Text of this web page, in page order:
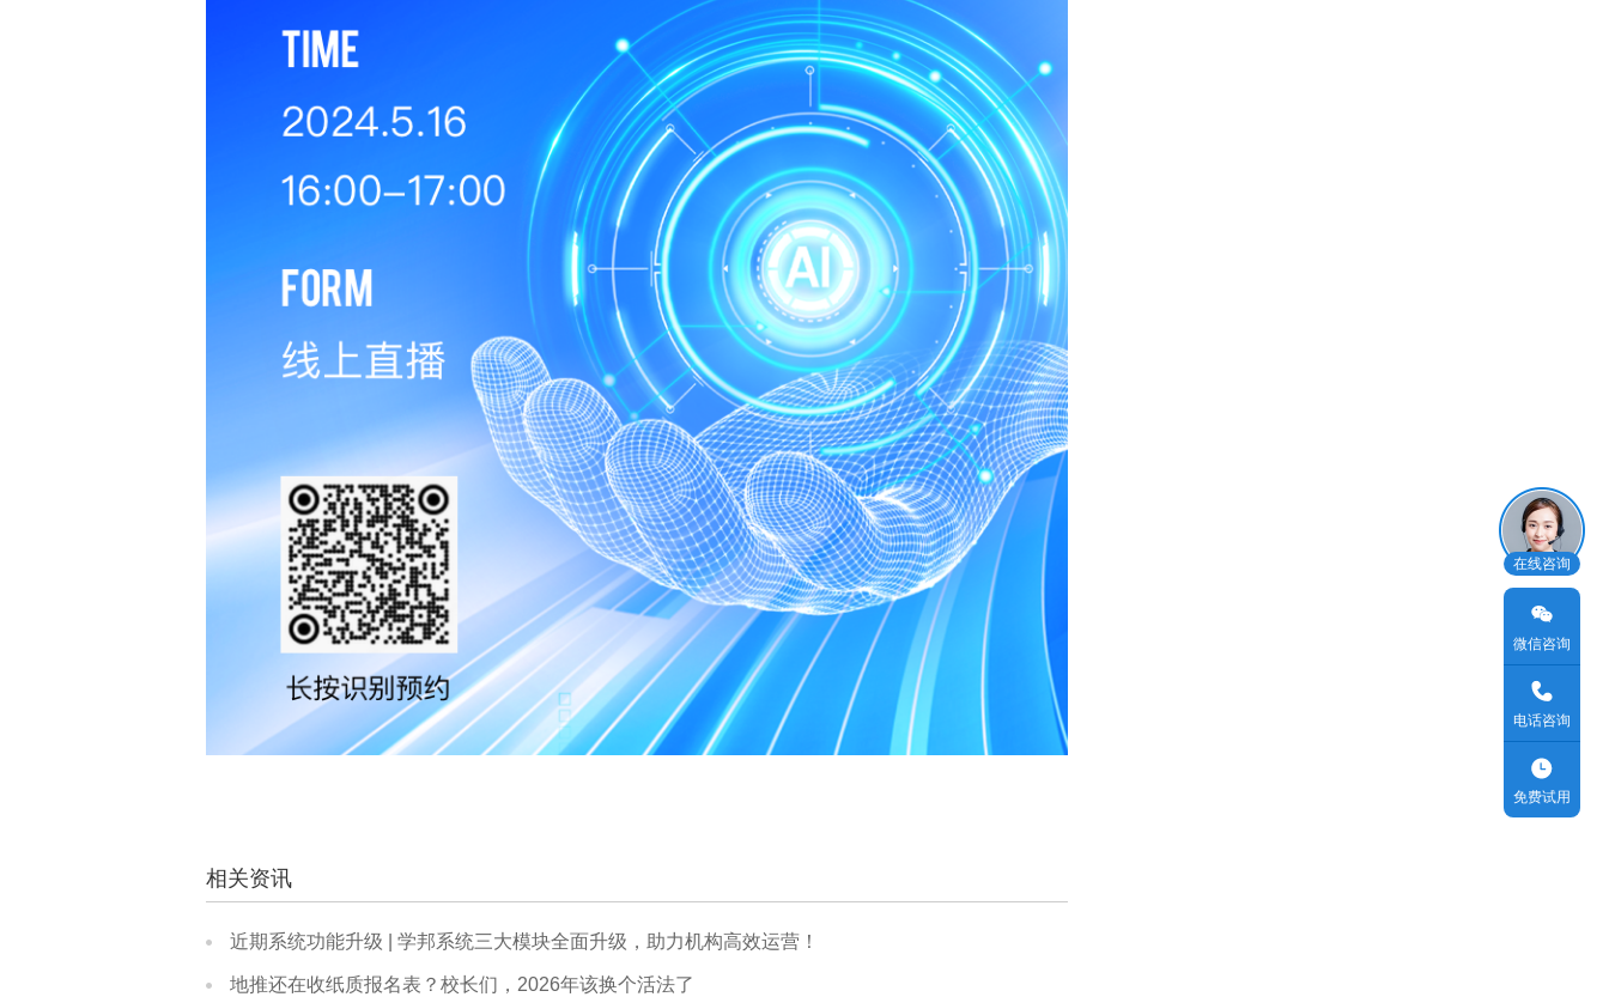
相关资讯
近期系统功能升级 | 学邦系统三大模块全面升级，助力机构高效运营！
地推还在收纸质报名表？校长们，2026年该换个活法了
在线咨询
微信咨询
电话咨询
免费试用